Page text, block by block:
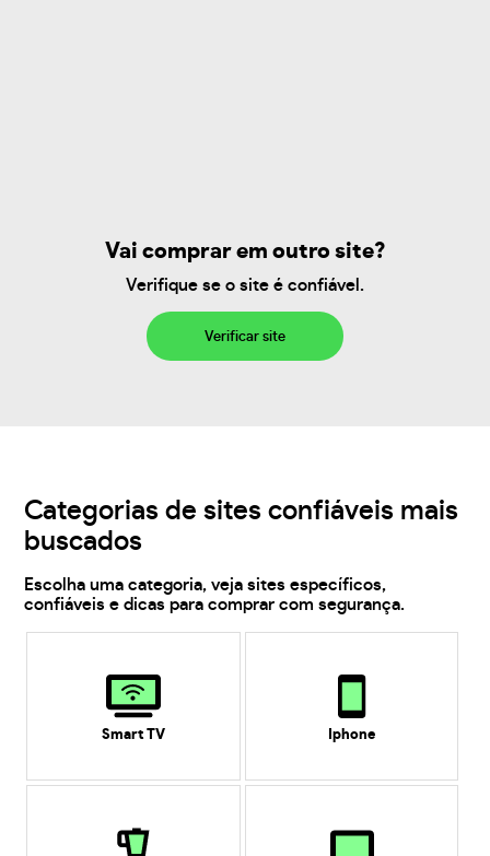
Vai comprar em outro site?
Verifique se o site é confiável.
Verificar site
Categorias de sites confiáveis mais
buscados
Escolha uma categoria, veja sites específicos,
confiáveis e dicas para comprar com segurança.
Smart TV Iphone